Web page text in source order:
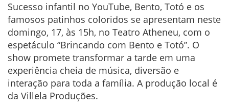
Sucesso infantil no YouTube, Bento, Totó e os
famosos patinhos coloridos se apresentam neste
domingo, 17, às 15h, no Teatro Atheneu, com o
espetáculo “Brincando com Bento e Totó”. O
show promete transformar a tarde em uma
experiência cheia de música, diversão e
interação para toda a família. A produção local é
da Villela Produções.